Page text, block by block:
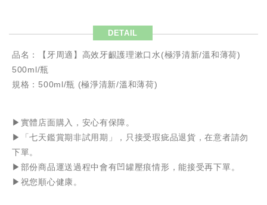
DETAIL
品名：【牙周適】高效牙齦護理漱口水(極淨清新/溫和薄荷)
500ml/瓶
規格：500ml/瓶 (極淨清新/溫和薄荷)
▶️實體店面購入，安心有保障。
▶️「七天鑑賞期非試用期」，只接受瑕疵品退貨，在意者請勿
下單。
▶️部份商品運送過程中會有凹罐壓痕情形，能接受再下單。
▶️祝您順心健康。